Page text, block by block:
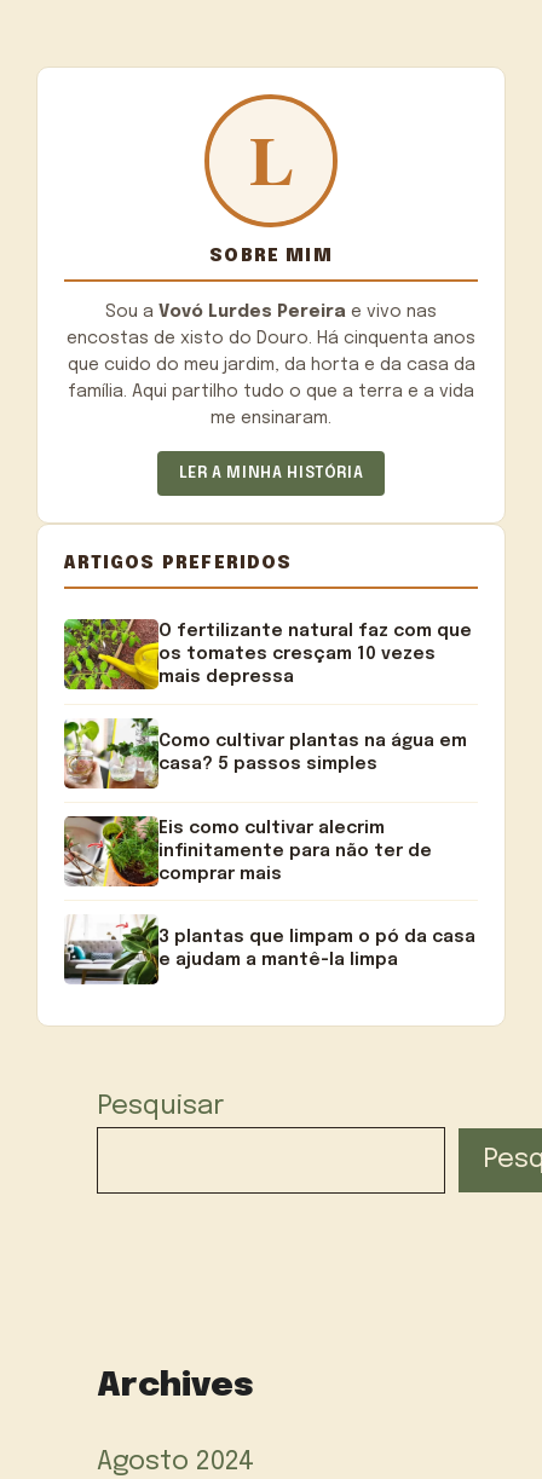
SOBRE MIM
Sou a Vovó Lurdes Pereira e vivo nas
encostas de xisto do Douro. Há cinquenta anos
que cuido do meu jardim, da horta e da casa da
família. Aqui partilho tudo o que a terra e a vida
me ensinaram.
LER A MINHA HISTÓRIA
ARTIGOS PREFERIDOS
O fertilizante natural faz com que
os tomates cresçam 10 vezes
mais depressa
Como cultivar plantas na água em
casa? 5 passos simples
Eis como cultivar alecrim
infinitamente para não ter de
comprar mais
3 plantas que limpam o pó da casa
e ajudam a mantê-la limpa
Pesquisar
Archives
Agosto 2024